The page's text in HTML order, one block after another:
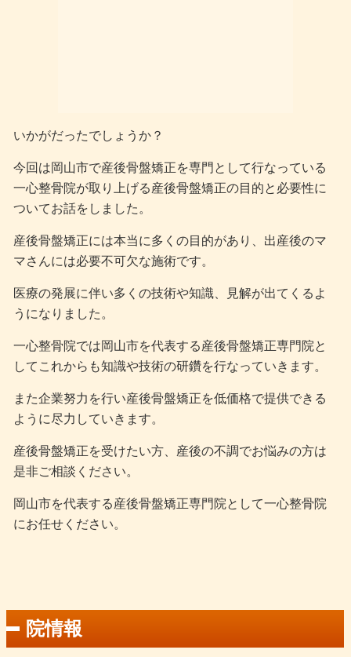
いかがだったでしょうか？
今回は岡山市で産後骨盤矯正を専門として行なっている
一心整骨院が取り上げる産後骨盤矯正の目的と必要性に
ついてお話をしました。
産後骨盤矯正には本当に多くの目的があり、出産後のマ
マさんには必要不可欠な施術です。
医療の発展に伴い多くの技術や知識、見解が出てくるよ
うになりました。
一心整骨院では岡山市を代表する産後骨盤矯正専門院と
してこれからも知識や技術の研鑽を行なっていきます。
また企業努力を行い産後骨盤矯正を低価格で提供できる
ように尽力していきます。
産後骨盤矯正を受けたい方、産後の不調でお悩みの方は
是非ご相談ください。
岡山市を代表する産後骨盤矯正専門院として一心整骨院
にお任せください。
院情報